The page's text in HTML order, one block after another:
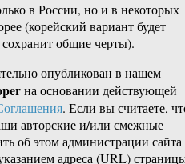
в России, но и в некоторых
(корейский вариант будет
сохранит общие черты).
опубликован в нашем
на основании действующей
. Если вы считаете,
авторские и/или смежные
об этом администрации сайта
адреса (URL)